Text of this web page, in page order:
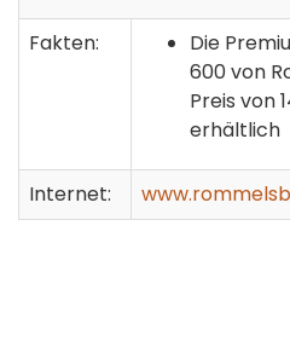
Fakten:
Die
600 von
Preis von
erhältlich
Internet: